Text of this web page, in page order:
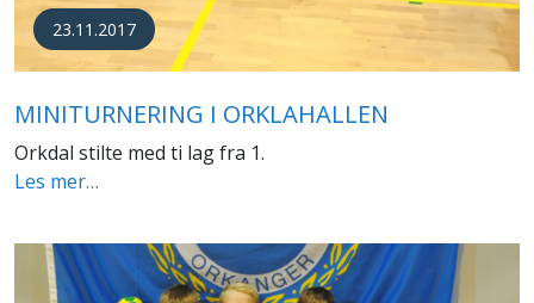
23.11.2017
MINITURNERING I ORKLAHALLEN
Orkdal stilte med ti lag fra 1.
Les mer…